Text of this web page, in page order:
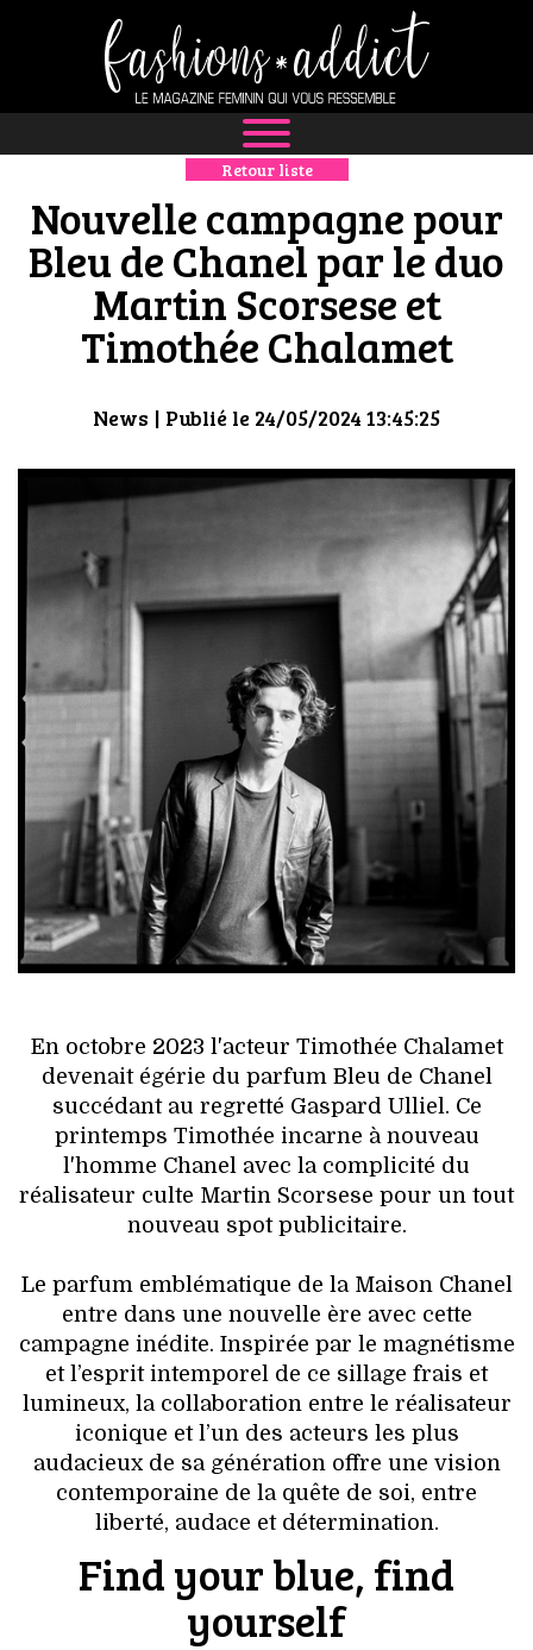
NEWS
MODE
LUXE
DÉFILÉS
BOUTIQUE
CULTURE
HIGH TECH
MAISON
AUTO
LIEUX TENDANCES
BEAUTÉ
MODE DE RUE
JEUNES CRÉATEURS
HISTOIRE DES MARQUES
VOYAGES & LOISIRS
Retour liste
Nouvelle campagne pour
Bleu de Chanel par le duo
Martin Scorsese et
Timothée Chalamet
News | Publié le 24/05/2024 13:45:25
En octobre 2023 l'acteur Timothée Chalamet
devenait égérie du parfum Bleu de Chanel
succédant au regretté Gaspard Ulliel. Ce
printemps Timothée incarne à nouveau
l'homme Chanel avec la complicité du
réalisateur culte Martin Scorsese pour un tout
nouveau spot publicitaire.
Le parfum emblématique de la Maison Chanel
entre dans une nouvelle ère avec cette
campagne inédite. Inspirée par le magnétisme
et l’esprit intemporel de ce sillage frais et
lumineux, la collaboration entre le réalisateur
iconique et l’un des acteurs les plus
audacieux de sa génération offre une vision
contemporaine de la quête de soi, entre
liberté, audace et détermination.
Find your blue, find
yourself